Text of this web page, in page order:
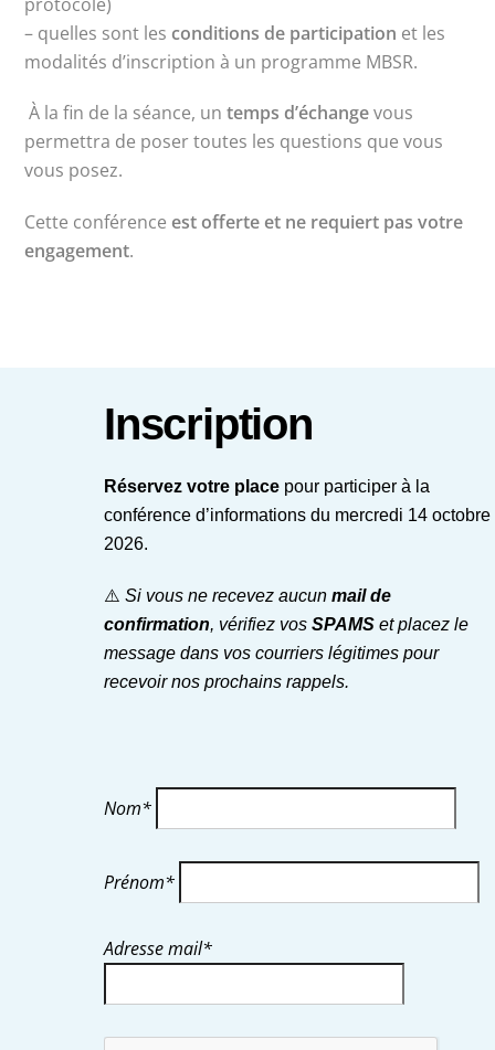
– quelles sont les conditions de participation et les
modalités d’inscription à un programme MBSR.
À la fin de la séance, untemps d’échangevous
permettra de poser toutes les questions que vous
vous posez.
Cette conférence est offerte et ne requiert pas votre
engagement.
Inscription
Réservez votre place pour participer à la
conférence d’informations du mercredi 14 octobre
2026.
⚠️Si vous ne recevez aucunmail de
confirmation, vérifiez vosSPAMS et placez le
message dans vos courriers légitimes pour
recevoir nos prochains rappels.
Nom*
Prénom*
Adresse mail*